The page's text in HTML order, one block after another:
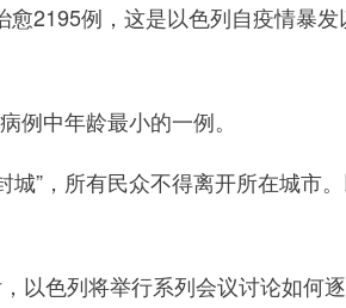
2195例，这是以色列自疫情暴
中年龄最小的一例。
”，所有民众不得离开所在城市
色列将举行系列会议讨论如何